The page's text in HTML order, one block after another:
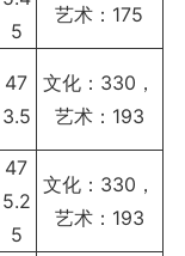
5
艺术：175
47
3.5
文化：330，
艺术：193
47
5.2
5
文化：330，
艺术：193